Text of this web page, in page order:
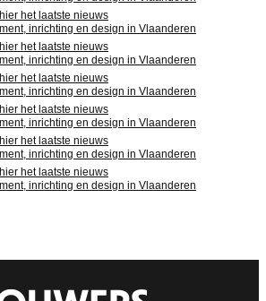
het laatste nieuws
inrichting en design in Vlaanderen
het laatste nieuws
inrichting en design in Vlaanderen
het laatste nieuws
inrichting en design in Vlaanderen
het laatste nieuws
inrichting en design in Vlaanderen
het laatste nieuws
inrichting en design in Vlaanderen
het laatste nieuws
inrichting en design in Vlaanderen